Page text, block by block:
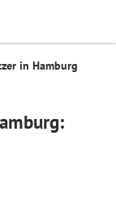
Search
in Hamburg